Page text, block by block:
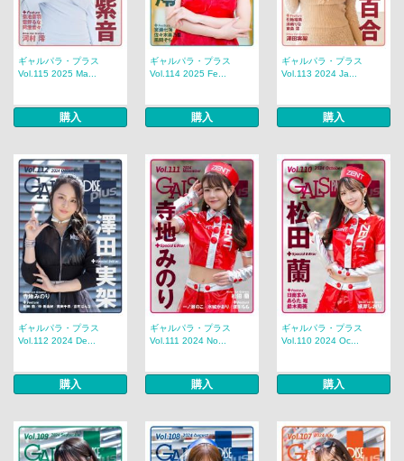
ギャルパラ・プラス
Vol.115 2025 Ma...
購入
ギャルパラ・プラス
Vol.114 2025 Fe...
購入
ギャルパラ・プラス
Vol.113 2024 Ja...
購入
ギャルパラ・プラス
Vol.112 2024 De...
購入
ギャルパラ・プラス
Vol.111 2024 No...
購入
ギャルパラ・プラス
Vol.110 2024 Oc...
購入